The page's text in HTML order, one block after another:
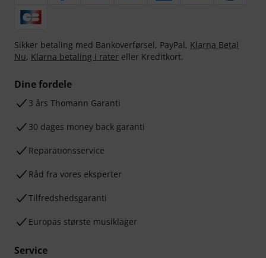
Sikker betaling med Bankoverførsel, PayPal, Klarna Betal
Nu, Klarna betaling i rater eller Kreditkort.
Dine fordele
3 års Thomann Garanti
30 dages money back garanti
Reparationsservice
Råd fra vores eksperter
Tilfredshedsgaranti
Europas største musiklager
Service